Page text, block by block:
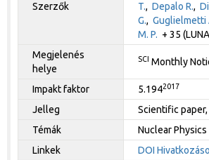
Szerzők
T., Depalo R.,
G., Guglielmetti
M. P. + 35
Megjelenés
helye
SCI Monthly
Impakt faktor 5.1942017
Jelleg
Scientific
Témák
Nuclear Physics
Linkek
DOI